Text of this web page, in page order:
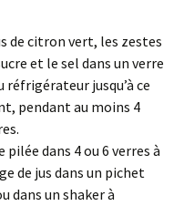
de citron vert, les zestes
et le sel dans un verre
réfrigérateur jusqu’à ce
pendant au moins 4
dans 4 ou 6 verres à
de jus dans un pichet
dans un shaker à